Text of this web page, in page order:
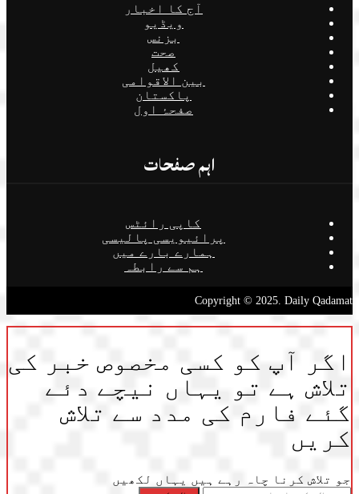
آج کا اخبار
ویڈیو
بزنس
صحت
کھیل
بین الاقوامی
پاکستان
صفحۂ اول
اہم صفحات
کاپی رائٹس
پرائیویسی پالیسی
ہمارے بارے میں
ہم سے رابطہ
Copyright © 2025. Daily Qadamat
اگر آپ کو کسی مخصوص خبر کی
تلاش ہے تو یہاں نیچے دئے
گئے فارم کی مدد سے تلاش
کریں
جو تلاش کرنا چاہ رہے ہیں یہاں لکھیں